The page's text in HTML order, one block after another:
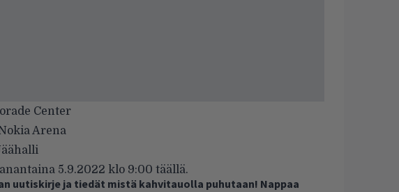
Center
Arena
5.9.2022 klo 9:00 täällä.
uutiskirje ja tiedät mistä kahvitauolla puhutaan! Nappaa